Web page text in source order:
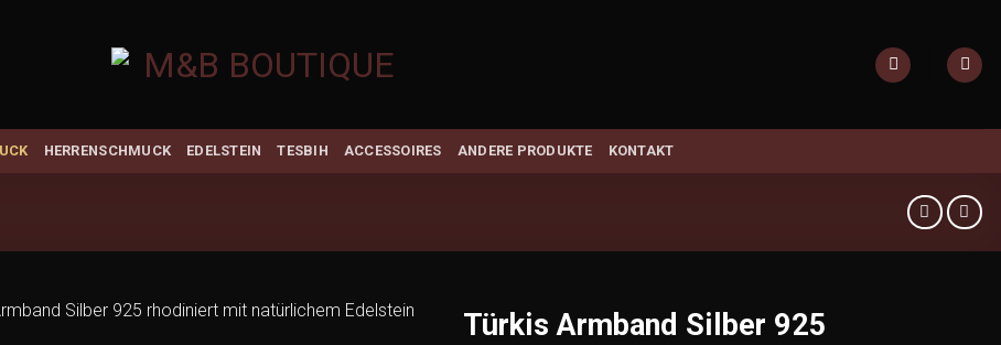
HERRENSCHMUCK EDELSTEIN TESBIH ACCESSOIRES ANDERE PRODUKTE KONTAKT
Türkis Armband Silber 925